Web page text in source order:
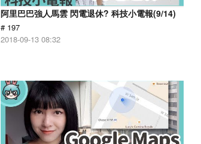
阿里巴巴強人馬雲 閃電退休? 科技小電報(9/14)
# 197
2018-09-13 08:32